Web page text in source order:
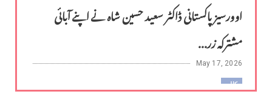
اوورسیز پاکستانی ڈاکٹر سعید حسین شاہ نے اپنے آبائی
مشترکہ زر...
May 17, 2026
کالم